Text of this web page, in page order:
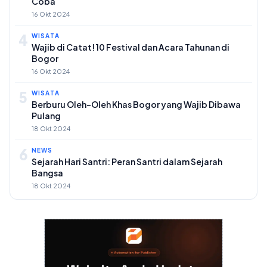
16 Okt 2024
4 WISATA
Wajib di Catat! 10 Festival dan Acara Tahunan di
Bogor
16 Okt 2024
5 WISATA
Berburu Oleh-Oleh Khas Bogor yang Wajib Dibawa
Pulang
18 Okt 2024
6 NEWS
Sejarah Hari Santri: Peran Santri dalam Sejarah
Bangsa
18 Okt 2024